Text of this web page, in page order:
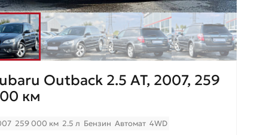
Outback 2.5 AT, 2007, 259
км
259 000 км 2.5 л Бензин Автомат 4WD